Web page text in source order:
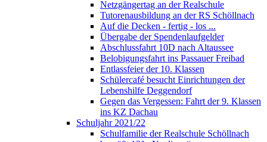
Netzgängertag an der Realschule
Tutorenausbildung an der RS Schöllnach
Auf die Decken - fertig - los ...
Übergabe der Spendenlaufgelder
Abschlussfahrt 10D nach Altaussee
Belobigungsfahrt ins Passauer Freibad
Entlassfeier der 10. Klassen
Schülercafé besucht Einrichtungen der
Lebenshilfe Deggendorf
Gegen das Vergessen: Fahrt der 9. Klassen
ins KZ Dachau
Schuljahr 2021/22
Schulfamilie der Realschule Schöllnach